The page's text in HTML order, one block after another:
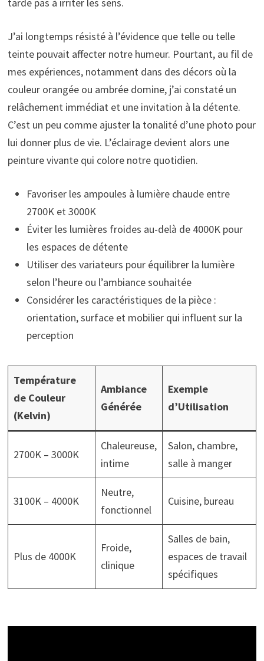
tarde pas à irriter les sens.
J’ai longtemps résisté à l’évidence que telle ou telle
teinte pouvait affecter notre humeur. Pourtant, au fil de
mes expériences, notamment dans des décors où la
couleur orangée ou ambrée domine, j’ai constaté un
relâchement immédiat et une invitation à la détente.
C’est un peu comme ajuster la tonalité d’une photo pour
lui donner plus de vie. L’éclairage devient alors une
peinture vivante qui colore notre quotidien.
Favoriser les ampoules à lumière chaude entre
2700K et 3000K
Éviter les lumières froides au-delà de 4000K pour
les espaces de détente
Utiliser des variateurs pour équilibrer la lumière
selon l’heure ou l’ambiance souhaitée
Considérer les caractéristiques de la pièce :
orientation, surface et mobilier qui influent sur la
perception
Température
de Couleur
(Kelvin)
Ambiance
Générée
Exemple
d’Utilisation
2700K – 3000K
Chaleureuse,
intime
Salon, chambre,
salle à manger
3100K – 4000K
Neutre,
fonctionnel
Cuisine, bureau
Plus de 4000K
Froide,
clinique
Salles de bain,
espaces de travail
spécifiques